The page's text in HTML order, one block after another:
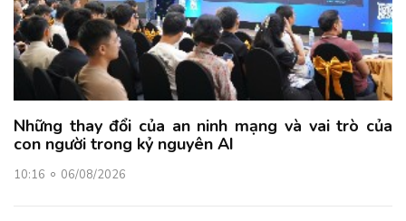
Những thay đổi của an ninh mạng và vai trò của
con người trong kỷ nguyên AI
10:16 06/08/2026